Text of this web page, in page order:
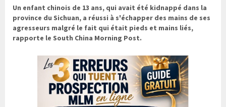
Un enfant chinois de 13 ans, qui avait été kidnappé dans la
province du Sichuan, a réussi à s'échapper des mains de ses
agresseurs malgré le fait qui était pieds et mains liés,
rapporte le South China Morning Post.